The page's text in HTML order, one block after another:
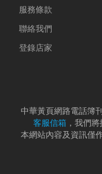
服務條款
聯絡我們
登錄店家
中華黃頁網路電話簿
客服信箱 ，我們
本網站內容及資訊僅